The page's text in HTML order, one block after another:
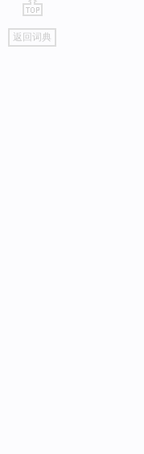
go
top
返回词典